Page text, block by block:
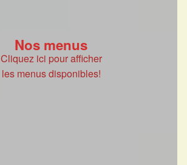
Nos menus
Cliquez ici pour afficher
les menus disponibles!